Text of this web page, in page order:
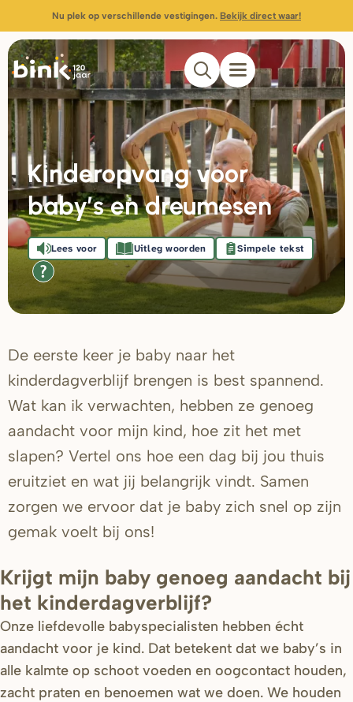
Nu plek op verschillende vestigingen. Bekijk direct waar!
Kinderopvang voor
baby’s en dreumesen
Lees voor Uitleg woorden Simpele tekst
De eerste keer je baby naar het
kinderdagverblijf brengen is best spannend.
Wat kan ik verwachten, hebben ze genoeg
aandacht voor mijn kind, hoe zit het met
slapen? Vertel ons hoe een dag bij jou thuis
eruitziet en wat jij belangrijk vindt. Samen
zorgen we ervoor dat je baby zich snel op zijn
gemak voelt bij ons!
Krijgt mijn baby genoeg aandacht bij
het kinderdagverblijf?
Onze liefdevolle babyspecialisten hebben écht
aandacht voor je kind. Dat betekent dat we baby’s in
alle kalmte op schoot voeden en oogcontact houden,
zacht praten en benoemen wat we doen. We houden